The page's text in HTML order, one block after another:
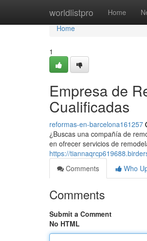
worldlistpro Home
Home
Home
1
Empresa de
Cualificadas
reformas-en-barcelona161257
¿Buscas una compañía de
en ofrecer servicios de
https://
Comments
Who
Comments
Submit a Comment
No HTML